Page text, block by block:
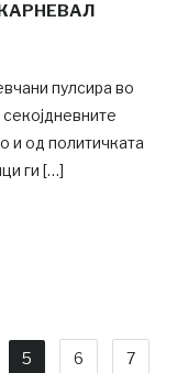
пулсира во
и од политичката
ги […]
5 6 7